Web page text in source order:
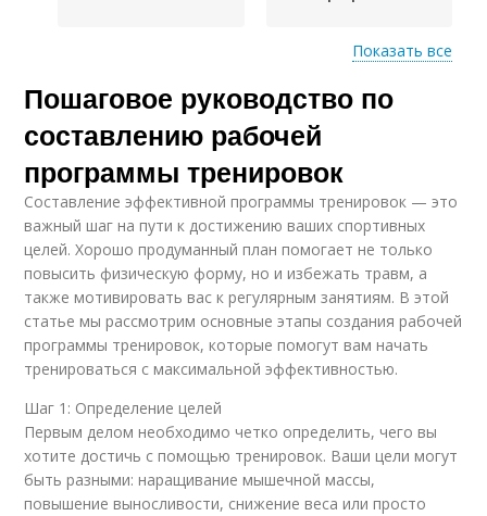
Советы по
восстановлению
Охлаждение в
программе
Восстановление при
составлении
Восстановление для
лучших результатов
Показать все
Пошаговое руководство по
составлению рабочей
программы тренировок
Составление эффективной программы тренировок — это
важный шаг на пути к достижению ваших спортивных
целей. Хорошо продуманный план помогает не только
повысить физическую форму, но и избежать травм, а
также мотивировать вас к регулярным занятиям. В этой
статье мы рассмотрим основные этапы создания рабочей
программы тренировок, которые помогут вам начать
тренироваться с максимальной эффективностью.
Шаг 1: Определение целей
Первым делом необходимо четко определить, чего вы
хотите достичь с помощью тренировок. Ваши цели могут
быть разными: наращивание мышечной массы,
повышение выносливости, снижение веса или просто